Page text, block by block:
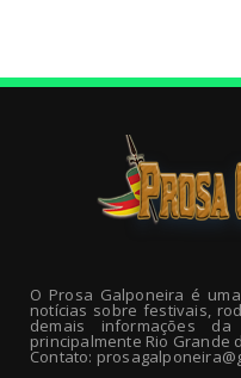
O Prosa Galponeira é
notícias sobre festivais,
demais informações
principalmente Rio Grande
Contato: